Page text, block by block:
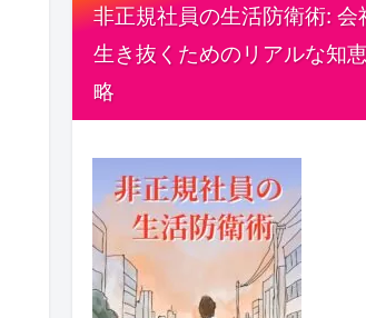
非正規社員の生活防衛術: 会
生き抜くためのリアルな知
略